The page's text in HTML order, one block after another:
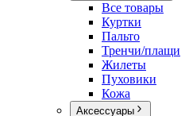
Все товары
Куртки
Пальто
Тренчи/плащи
Жилеты
Пуховики
Кожа
Аксессуары